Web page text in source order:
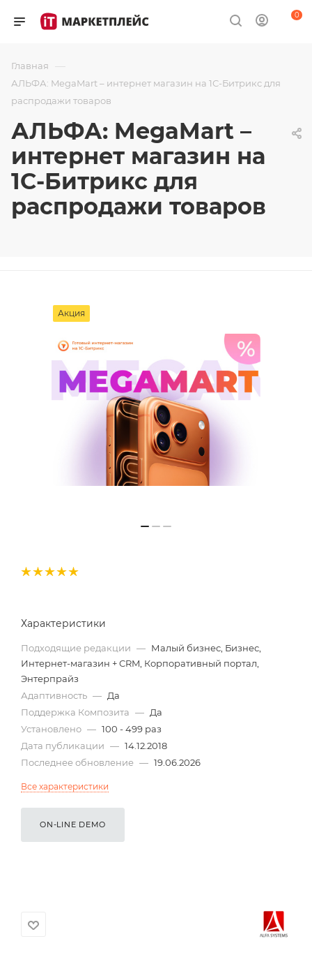
0
Главная —
АЛЬФА: MegaMart – интернет магазин на 1С-Битрикс для
распродажи товаров
АЛЬФА: MegaMart –
интернет магазин на
1С-Битрикс для
распродажи товаров
Акция
Характеристики
Подходящие редакции — Малый бизнес, Бизнес,
Интернет-магазин + CRM, Корпоративный портал,
Энтерпрайз
Адаптивность — Да
Поддержка Композита — Да
Установлено — 100 - 499 раз
Дата публикации — 14.12.2018
Последнее обновление — 19.06.2026
Все характеристики
ON-LINE DEMO